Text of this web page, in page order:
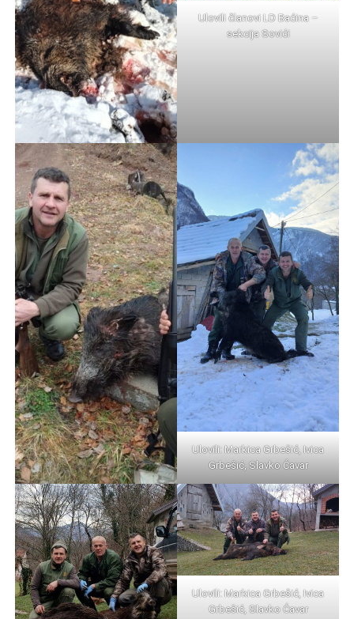
Ulovili članovi LD Baćina –
sekcija Sovići
Ulovili: Markica Grbešić, Ivica
Grbešić, Slavko Ćavar
Ulovili: Markica Grbešić, Ivica
Grbešić, Slavko Ćavar